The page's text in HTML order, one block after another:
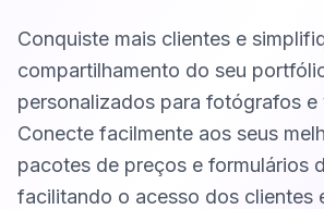
Conquiste mais clientes e
compartilhamento do seu
personalizados para fotógrafos e
Conecte facilmente aos seus
pacotes de preços e formulários
facilitando o acesso dos clientes